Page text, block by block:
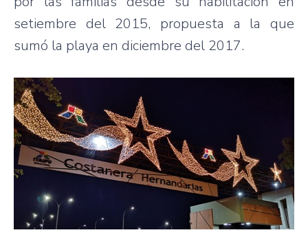
setiembre del 2015, propuesta a la que
sumó la playa en diciembre del 2017.